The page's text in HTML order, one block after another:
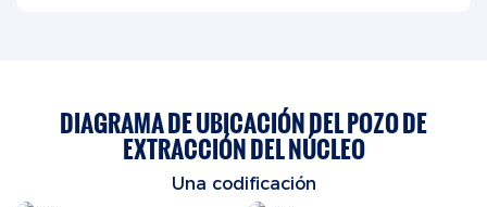
DIAGRAMA DE UBICACIÓN DEL POZO DE
EXTRACCIÓN DEL NÚCLEO
Una codificación